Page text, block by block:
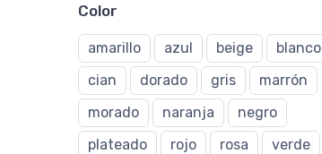
Color
amarillo azul beige
blanco
cian
dorado gris
marrón
morado
naranja
negro
plateado
rojo rosa
verde